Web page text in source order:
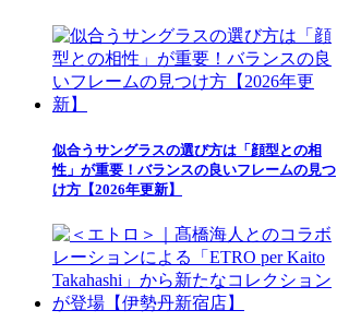
似合うサングラスの選び方は「顔型との相
性」が重要！バランスの良いフレームの見つ
け方【2026年更新】